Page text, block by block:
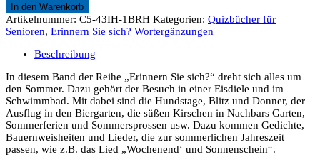
In den Warenkorb
Artikelnummer: C5-43IH-1BRH Kategorien: Quizbücher für
Senioren, Erinnern Sie sich? Wortergänzungen
Beschreibung
In diesem Band der Reihe „Erinnern Sie sich?“ dreht sich alles um
den Sommer. Dazu gehört der Besuch in einer Eisdiele und im
Schwimmbad. Mit dabei sind die Hundstage, Blitz und Donner, der
Ausflug in den Biergarten, die süßen Kirschen in Nachbars Garten,
Sommerferien und Sommersprossen usw. Dazu kommen Gedichte,
Bauernweisheiten und Lieder, die zur sommerlichen Jahreszeit
passen, wie z.B. das Lied „Wochenend‘ und Sonnenschein“.